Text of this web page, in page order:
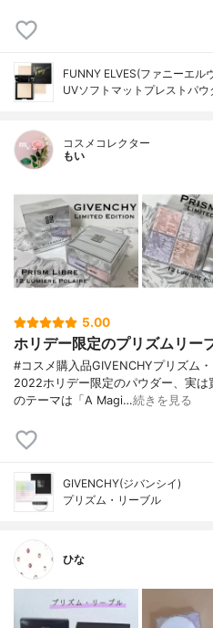
FUNNY ELVES(ファニーエル
UVソフトマットプレストパウ
コスメコレクター
もい
5.00
ホリデー限定のプリズムリー
#コスメ購入品GIVENCHYプリズム
2022ホリデー限定のパウダー、実
のテーマは「A Magi…続きを見る
GIVENCHY(ジバンシイ)
プリズム・リーブル
ひな